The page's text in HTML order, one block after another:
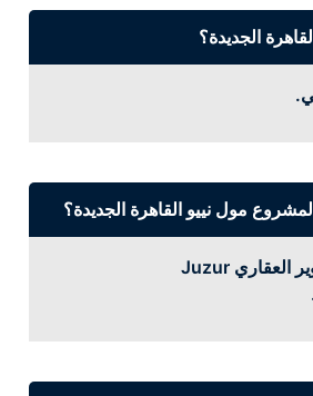
الجديدة؟
مول نييو القاهرة الجديدة؟
شركة جذور للتطوير العقاري Juzur